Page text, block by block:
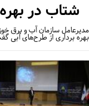
شتاب در
سازمان آب و برق
برداری از طرح‌های آبی